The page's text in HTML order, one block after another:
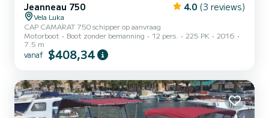
Jeanneau 750 4.0 (3 reviews)
Vela Luka
CAP CAMARAT 750 schipper op aanvraag
Motorboot
Boot zonder bemanning 12 pers. 225 PK
2016
7.5 m
vanaf $408,34